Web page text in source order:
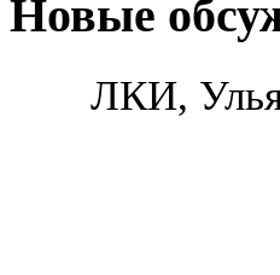
Новые
ЛКИ,